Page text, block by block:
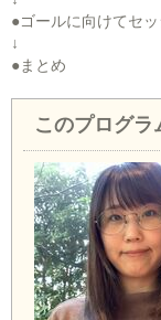
●ゴールに向けてセ
↓
●まとめ
このプログラ